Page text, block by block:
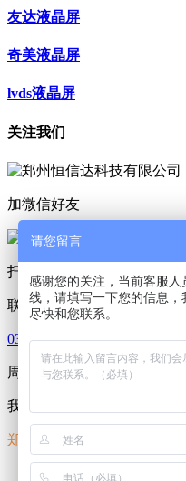
友达液晶屏
奇美液晶屏
lvds液晶屏
关注我们
加微信好友
扫码咨询
联系我们
0371-86549139
周一至周五 09：00-18：00
我的网站 版权所有 2013-
郑州恒信达科技有限公司经
请您留言
感谢您的关注，当前客服人
线，请填写一下您的信息，
尽快和您联系。